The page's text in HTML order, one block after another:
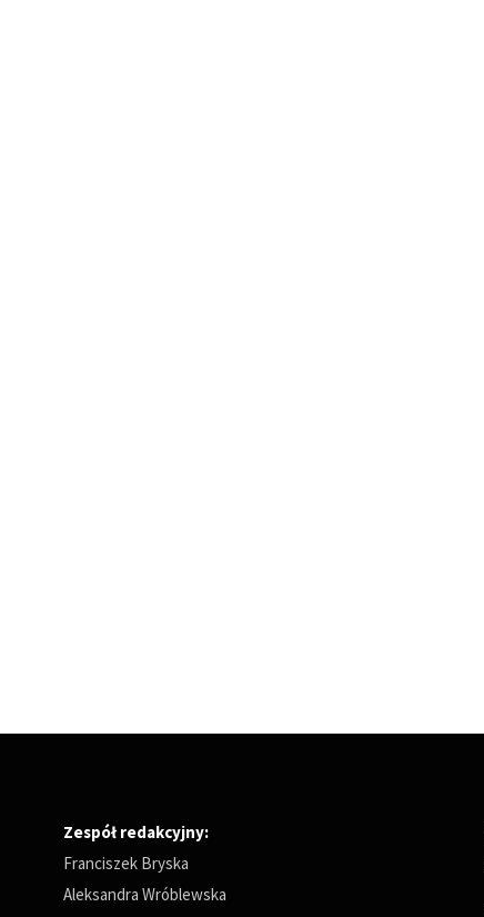
Zespół redakcyjny:
Franciszek Bryska
Aleksandra Wróblewska